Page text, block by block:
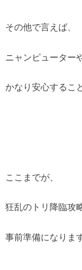
その他で言えば、
ニャンピューター
かなり安心するこ
ここまでが、
狂乱のトリ降臨攻
事前準備になります